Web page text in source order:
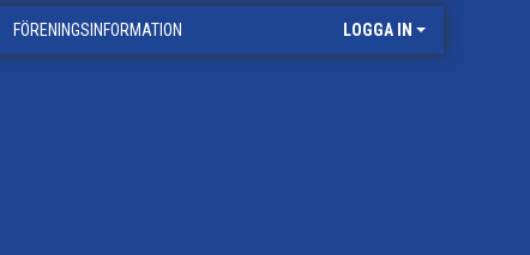
FÖRENINGSINFORMATION LOGGA IN